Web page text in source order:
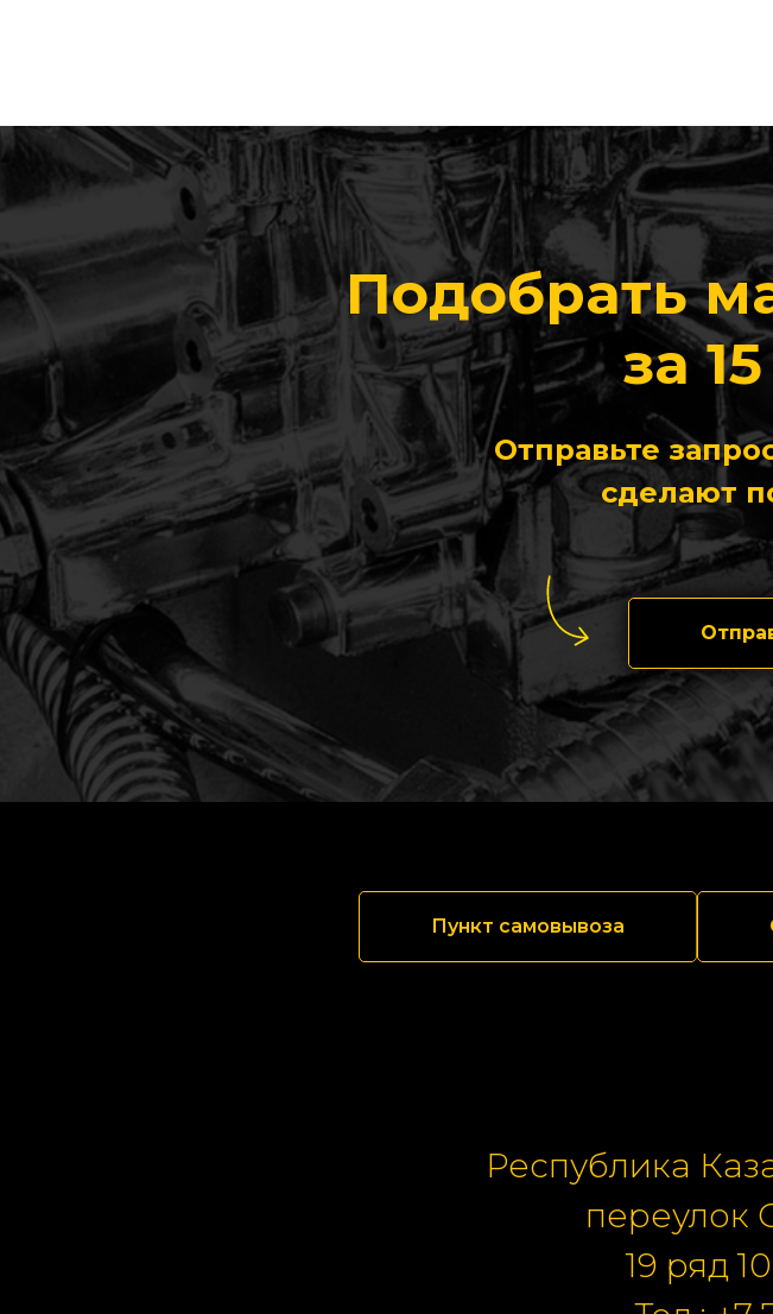
Подобрать
за
Отправьте
сделают
Пункт самовывоза
Республика
переулок
19 ряд